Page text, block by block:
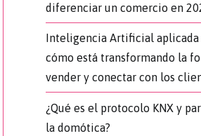
diferenciar un comercio en
Inteligencia Artificial aplicada
cómo está transformando la
vender y conectar con los
¿Qué es el protocolo KNX y
la domótica?